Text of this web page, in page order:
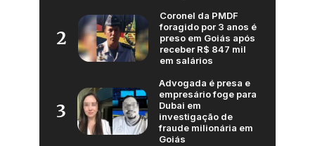
2
Coronel da PMDF
foragido por 3 anos é
preso em Goiás após
receber R$ 847 mil
em salários
3
Advogada é presa e
empresário foge para
Dubai em
investigação de
fraude milionária em
Goiás